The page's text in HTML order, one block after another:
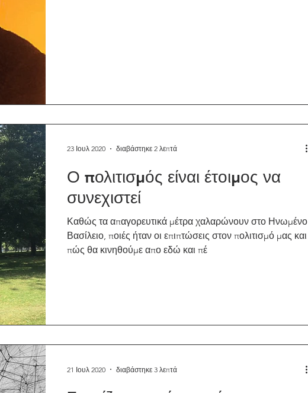
Ο πολιτισμός είναι έτοιμος να
συνεχιστεί
Καθώς τα απαγορευτικά μέτρα χαλαρώνουν στο Ηνωμένο
Βασίλειο, ποιές ήταν οι επιπτώσεις στον πολιτισμό μας και
πώς θα κινηθούμε απο εδώ και πέ
23 Ιουλ 2020 διαβάστηκε 2 λεπτά
21 Ιουλ 2020 διαβάστηκε 3 λεπτά